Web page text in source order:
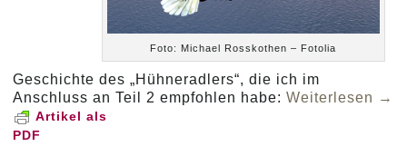
Foto: Michael Rosskothen – Fotolia
Geschichte des „Hühneradlers“, die ich im
Anschluss an Teil 2 empfohlen habe:Weiterlesen →
Artikel als
PDF